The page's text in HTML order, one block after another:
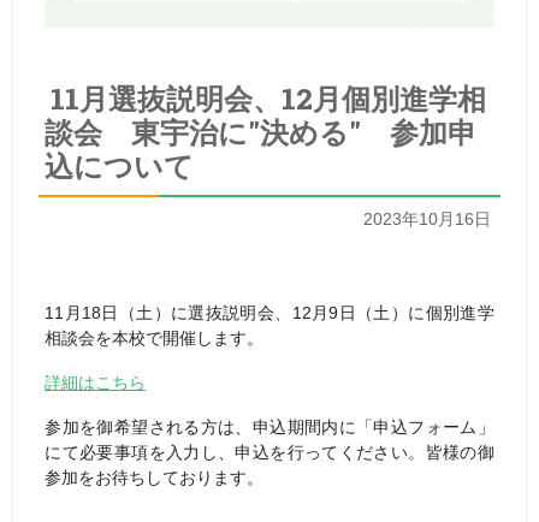
11月選抜説明会、12月個別進学相
談会 東宇治に"決める" 参加申
込について
2023年10月16日
11月18日
（土）に選抜説明会、12月9日（土）に個別進学
相談会を本校で開催します。
詳細はこちら
参加を御希望される方は、申込期間内に「申込フォーム」
にて必要事項を入力し、申込を行ってください。皆様の御
参加をお待ちしております。